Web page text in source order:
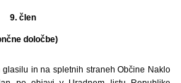
9. člen
določbe)
in na spletnih straneh Občine Naklo